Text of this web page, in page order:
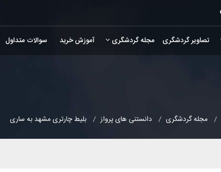
تصاویر گردشگری مجله گردشگری آموزش خرید سوالات متداول
مجله گردشگری دانستنی های پرواز بلیط چارتری مشهد به ساری